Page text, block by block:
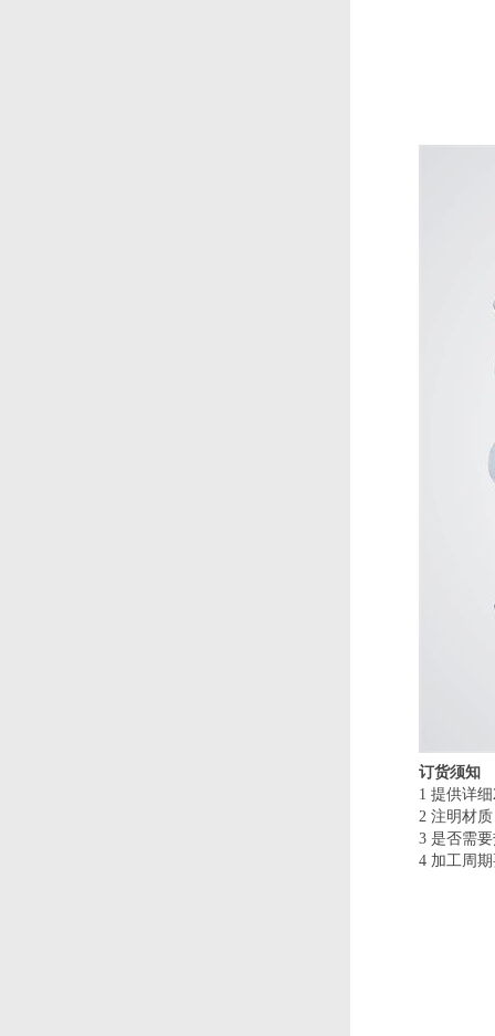
订货须知
1 提供详
2 注明材质
3 是否需
4 加工周